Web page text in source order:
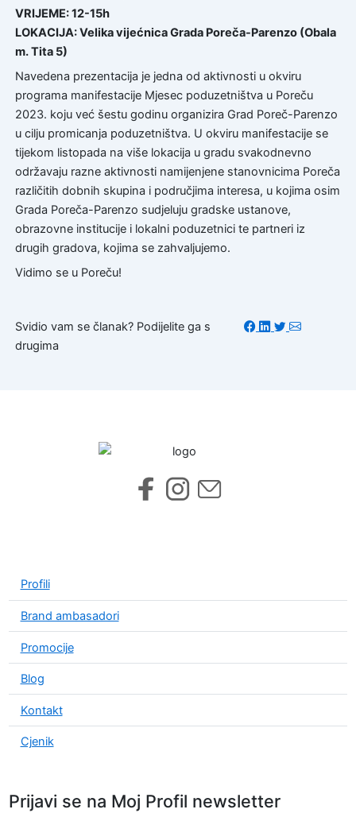
VRIJEME: 12-15h
LOKACIJA: Velika vijećnica Grada Poreča-Parenzo (Obala
m. Tita 5)
Navedena prezentacija je jedna od aktivnosti u okviru
programa manifestacije Mjesec poduzetništva u Poreču
2023. koju već šestu godinu organizira Grad Poreč-Parenzo
u cilju promicanja poduzetništva. U okviru manifestacije se
tijekom listopada na više lokacija u gradu svakodnevno
održavaju razne aktivnosti namijenjene stanovnicima Poreča
različitih dobnih skupina i područjima interesa, u kojima osim
Grada Poreča-Parenzo sudjeluju gradske ustanove,
obrazovne institucije i lokalni poduzetnici te partneri iz
drugih gradova, kojima se zahvaljujemo.
Vidimo se u Poreču!
Svidio vam se članak? Podijelite ga s
drugima
Profili
Brand ambasadori
Promocije
Blog
Kontakt
Cjenik
Prijavi se na Moj Profil newsletter